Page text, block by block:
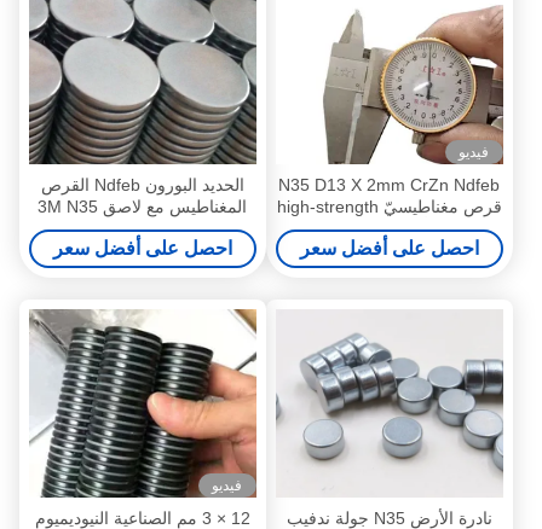
فيديو
N35 D13 X 2mm CrZn Ndfeb
قرص مغناطيسيّ high-strength
في أنبوب بلاستيكيّ
احصل على أفضل سعر
الحديد البورون Ndfeb القرص
المغناطيس مع لاصق 3M N35
D10 X 1 مم لإطار الصورة /
ألبوم
احصل على أفضل سعر
نادرة الأرض N35 جولة ندفيب
فيديو
12 × 3 مم الصناعية النيوديميوم